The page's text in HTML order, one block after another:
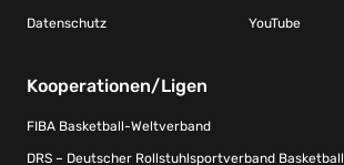
Datenschutz YouTube
Kooperationen/Ligen
FIBA Basketball-Weltverband
DRS – Deutscher Rollstuhlsportverband Basketball